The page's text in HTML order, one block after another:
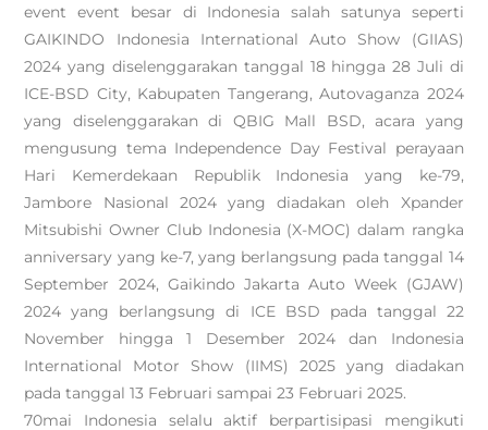
event event besar di Indonesia salah satunya seperti
GAIKINDO Indonesia International Auto Show (GIIAS)
2024 yang diselenggarakan tanggal 18 hingga 28 Juli di
ICE-BSD City, Kabupaten Tangerang, Autovaganza 2024
yang diselenggarakan di QBIG Mall BSD, acara yang
mengusung tema Independence Day Festival perayaan
Hari Kemerdekaan Republik Indonesia yang ke-79,
Jambore Nasional 2024 yang diadakan oleh Xpander
Mitsubishi Owner Club Indonesia (X-MOC) dalam rangka
anniversary yang ke-7, yang berlangsung pada tanggal 14
September 2024, Gaikindo Jakarta Auto Week (GJAW)
2024 yang berlangsung di ICE BSD pada tanggal 22
November hingga 1 Desember 2024 dan Indonesia
International Motor Show (IIMS) 2025 yang diadakan
pada tanggal 13 Februari sampai 23 Februari 2025.
70mai Indonesia selalu aktif berpartisipasi mengikuti